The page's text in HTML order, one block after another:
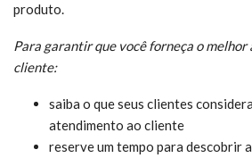
produto.
Para garantir que você forneça o
cliente:
saiba o que seus clientes
atendimento ao cliente
reserve um tempo para descobrir